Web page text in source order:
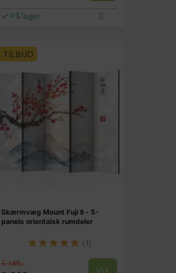
På lager
TILBUD
Skærmvæg Mount Fuji II - 5-
panels orientalsk rumdeler
(1)
1.149,-